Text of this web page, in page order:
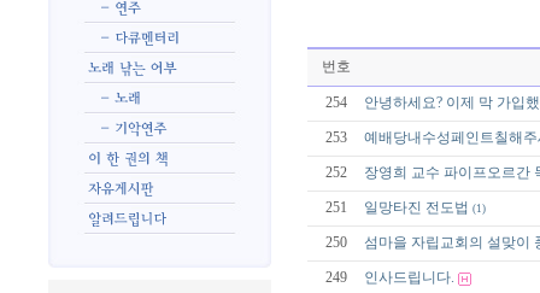
번호
254 안녕하세요? 이제 막 가입
253 예배당내수성페인트칠해
252 장영희 교수 파이프오르간
251 일망타진 전도법 (1)
250 섬마을 자립교회의 설맞이
249 인사드립니다.